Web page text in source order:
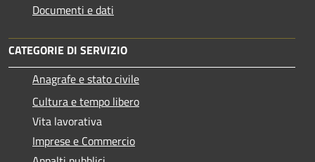
Documenti e dati
CATEGORIE DI SERVIZIO
Anagrafe e stato civile
Cultura e tempo libero
Vita lavorativa
Imprese e Commercio